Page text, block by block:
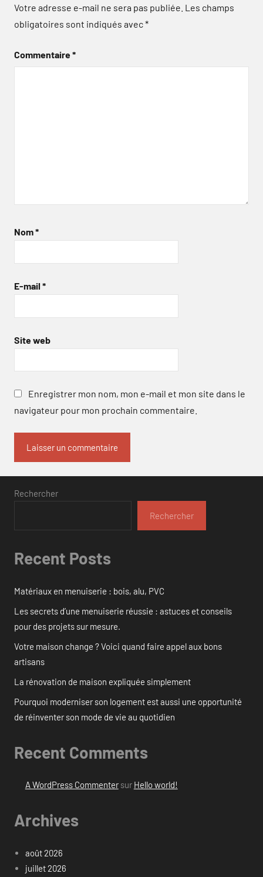
Votre adresse e-mail ne sera pas publiée. Les champs
obligatoires sont indiqués avec*
Commentaire*
Nom*
E-mail *
Site web
Enregistrer mon nom, mon e-mail et mon site dans le
navigateur pour mon prochain commentaire.
Rechercher
Rechercher
Recent Posts
Matériaux en menuiserie : bois, alu, PVC
Les secrets d’une menuiserie réussie : astuces et conseils
pour des projets sur mesure.
Votre maison change ? Voici quand faire appel aux bons
artisans
La rénovation de maison expliquée simplement
Pourquoi moderniser son logement est aussi une opportunité
de réinventer son mode de vie au quotidien
Recent Comments
A WordPress Commentersur Hello world!
Archives
août 2026
juillet 2026